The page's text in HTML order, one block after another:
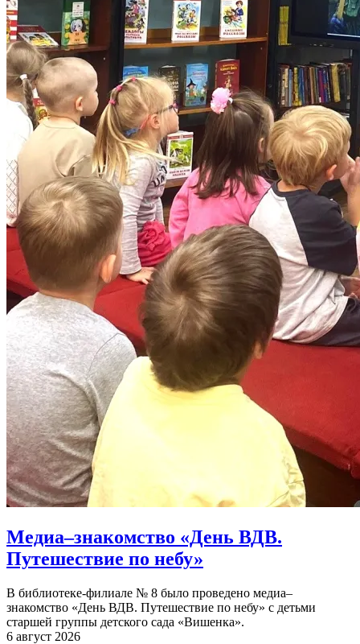
Медиа–знакомство «День ВДВ.
Путешествие по небу»
В библиотеке-филиале № 8 было проведено медиа–
знакомство «День ВДВ. Путешествие по небу» с детьми
старшей группы детского сада «Вишенка».
6 август 2026